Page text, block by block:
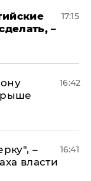
–
17:15
16:42
–
власти
16:41